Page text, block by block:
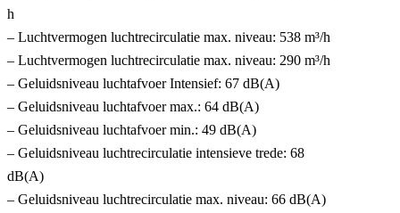
h
– Luchtvermogen luchtrecirculatie max. niveau: 538 m³/h
– Luchtvermogen luchtrecirculatie max. niveau: 290 m³/h
– Geluidsniveau luchtafvoer Intensief: 67 dB(A)
– Geluidsniveau luchtafvoer max.: 64 dB(A)
– Geluidsniveau luchtafvoer min.: 49 dB(A)
– Geluidsniveau luchtrecirculatie intensieve trede: 68
dB(A)
– Geluidsniveau luchtrecirculatie max. niveau: 66 dB(A)